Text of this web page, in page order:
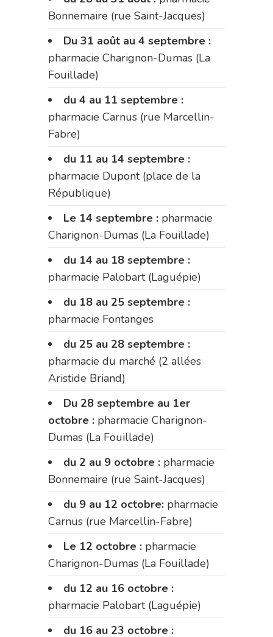
Bonnemaire (rue Saint-Jacques)
Du 31 août au 4 septembre :
pharmacie Charignon-Dumas (La
Fouillade)
du 4 au 11 septembre :
pharmacie Carnus (rue Marcellin-
Fabre)
du 11 au 14 septembre :
pharmacie Dupont (place de la
République)
Le 14 septembre : pharmacie
Charignon-Dumas (La Fouillade)
du 14 au 18 septembre :
pharmacie Palobart (Laguépie)
du 18 au 25 septembre :
pharmacie Fontanges
du 25 au 28 septembre :
pharmacie du marché (2 allées
Aristide Briand)
Du 28 septembre au 1er
octobre : pharmacie Charignon-
Dumas (La Fouillade)
du 2 au 9 octobre : pharmacie
Bonnemaire (rue Saint-Jacques)
du 9 au 12 octobre: pharmacie
Carnus (rue Marcellin-Fabre)
Le 12 octobre : pharmacie
Charignon-Dumas (La Fouillade)
du 12 au 16 octobre :
pharmacie Palobart (Laguépie)
du 16 au 23 octobre :